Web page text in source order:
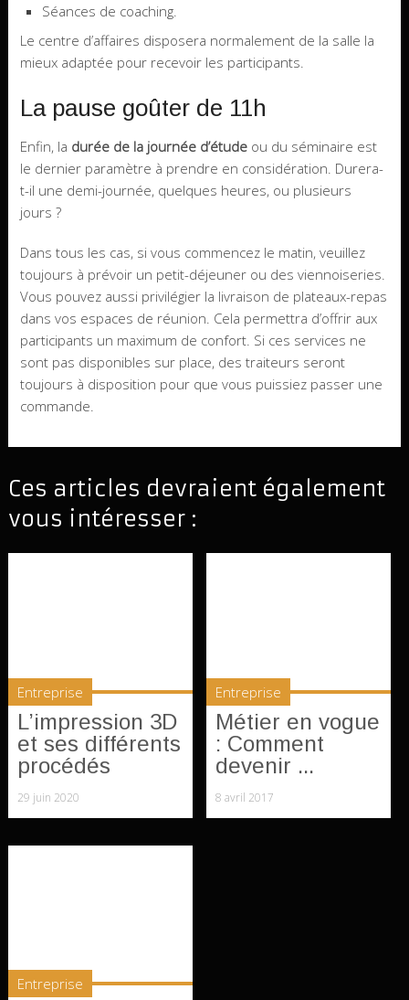
Séances de coaching.
Le centre d’affaires disposera normalement de la salle la
mieux adaptée pour recevoir les participants.
La pause goûter de 11h
Enfin, la durée de la journée d’étudeou du séminaire est
le dernier paramètre à prendre en considération. Durera-
t-il une demi-journée, quelques heures, ou plusieurs
jours ?
Dans tous les cas, si vous commencez le matin, veuillez
toujours à prévoir un petit-déjeuner ou des viennoiseries.
Vous pouvez aussi privilégier la livraison de plateaux-repas
dans vos espaces de réunion. Cela permettra d’offrir aux
participants un maximum de confort. Si ces services ne
sont pas disponibles sur place, des traiteurs seront
toujours à disposition pour que vous puissiez passer une
commande.
Ces articles devraient également
vous intéresser :
Entreprise
L’impression 3D
et ses différents
procédés
29 juin 2020
Entreprise
Métier en vogue
: Comment
devenir ...
8 avril 2017
Entreprise